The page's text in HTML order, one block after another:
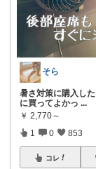
そら
暑さ対策に購入し
に買ってよかっ ...
￥ 2,770～
1 0 853
コレ